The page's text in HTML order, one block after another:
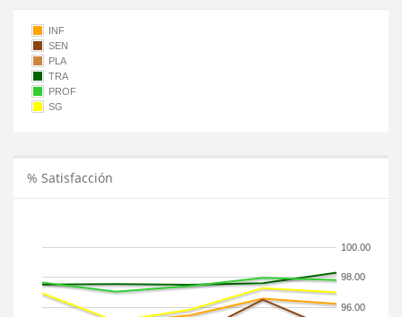
INF
SEN
PLA
TRA
PROF
SG
% Satisfacción
96.00
98.00
100.00